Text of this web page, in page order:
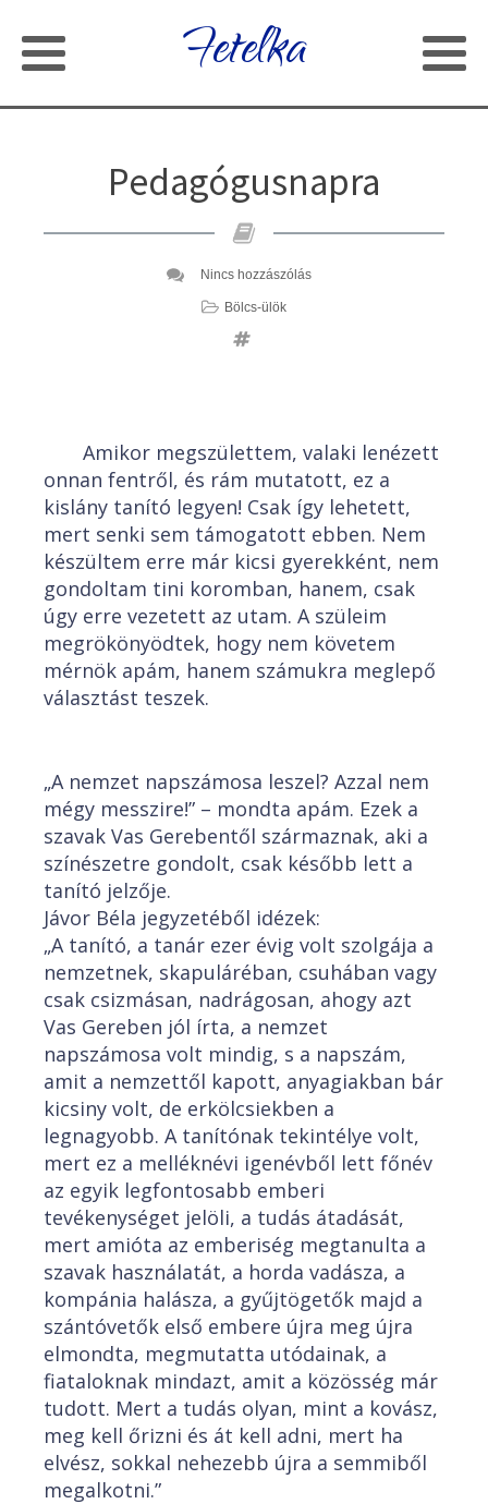
Fetelka
Pedagógusnapra
Nincs hozzászólás
Bölcs-ülök
Amikor megszülettem, valaki lenézett
onnan fentről, és rám mutatott, ez a
kislány tanító legyen! Csak így lehetett,
mert senki sem támogatott ebben. Nem
készültem erre már kicsi gyerekként, nem
gondoltam tini koromban, hanem, csak
úgy erre vezetett az utam. A szüleim
megrökönyödtek, hogy nem követem
mérnök apám, hanem számukra meglepő
választást teszek.
„A nemzet napszámosa leszel? Azzal nem
mégy messzire!” – mondta apám. Ezek a
szavak Vas Gerebentől származnak, aki a
színészetre gondolt, csak később lett a
tanító jelzője.
Jávor Béla jegyzetéből idézek:
„A tanító, a tanár ezer évig volt szolgája a
nemzetnek, skapuláréban, csuhában vagy
csak csizmásan, nadrágosan, ahogy azt
Vas Gereben jól írta, a nemzet
napszámosa volt mindig, s a napszám,
amit a nemzettől kapott, anyagiakban bár
kicsiny volt, de erkölcsiekben a
legnagyobb. A tanítónak tekintélye volt,
mert ez a melléknévi igenévből lett főnév
az egyik legfontosabb emberi
tevékenységet jelöli, a tudás átadását,
mert amióta az emberiség megtanulta a
szavak használatát, a horda vadásza, a
kompánia halásza, a gyűjtögetők majd a
szántóvetők első embere újra meg újra
elmondta, megmutatta utódainak, a
fiataloknak mindazt, amit a közösség már
tudott. Mert a tudás olyan, mint a kovász,
meg kell őrizni és át kell adni, mert ha
elvész, sokkal nehezebb újra a semmiből
megalkotni.”